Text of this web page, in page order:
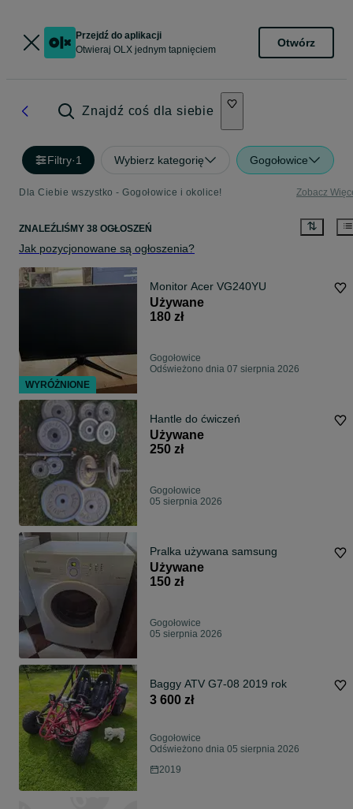
Przejdź do aplikacji
Otwieraj OLX jednym tapnięciem
Otwórz
Znajdź coś dla siebie
Filtry·1 Wybierz kategorię Gogołowice
Dla Ciebie wszystko - Gogołowice i okolice! Zobacz
ZNALEŹLIŚMY 38 OGŁOSZEŃ
Jak pozycjonowane są ogłoszenia?
Monitor Acer VG240YU
Używane
180 zł
Gogołowice
Odświeżono dnia 07 sierpnia 2026
Hantle do ćwiczeń
Używane
250 zł
Gogołowice
05 sierpnia 2026
Pralka używana samsung
Używane
150 zł
Gogołowice
05 sierpnia 2026
Baggy ATV G7-08 2019 rok
3 600 zł
Gogołowice
Odświeżono dnia 05 sierpnia 2026
2019
WYRÓŻNIONE